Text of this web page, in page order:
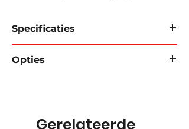
Specificaties
Constructie:
Toepassing: Lucht, gas,
Opties
Slang af laten nemen door Lloyds.
Gerelateerde